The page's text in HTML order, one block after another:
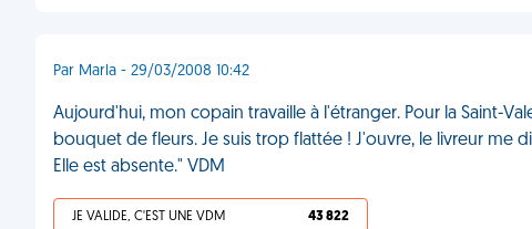
Par Marla - 29/03/2008 10:42
Aujourd'hui, mon copain travaille à l'étranger. Pour la Saint-
bouquet de fleurs. Je suis trop flattée ! J'ouvre, le livreur me
Elle est absente." VDM
JE VALIDE, C'EST UNE VDM 43 822